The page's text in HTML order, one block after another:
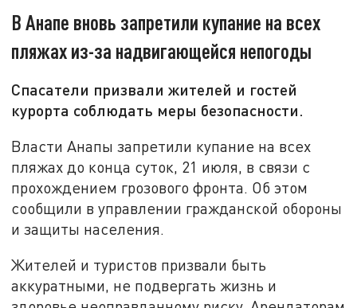
В Анапе вновь запретили купание на всех
пляжах из-за надвигающейся непогоды
Спасатели призвали жителей и гостей
курорта соблюдать меры безопасности.
Власти Анапы запретили купание на всех
пляжах до конца суток, 21 июля, в связи с
прохождением грозового фронта. Об этом
сообщили в управлении гражданской обороны
и защиты населения.
Жителей и туристов призвали быть
аккуратными, не подвергать жизнь и